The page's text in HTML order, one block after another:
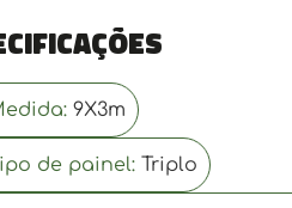
9X3m
de painel:Triplo